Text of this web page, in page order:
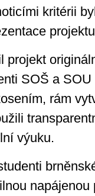
kritérii
projekt
SOŠ a
rám
výuku.
napájenou